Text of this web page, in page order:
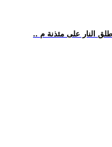
النار على مئذنة م